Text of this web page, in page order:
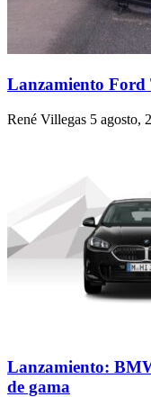
Lanzamiento
René Villegas 5 agosto,
Lanzamiento:
de gama